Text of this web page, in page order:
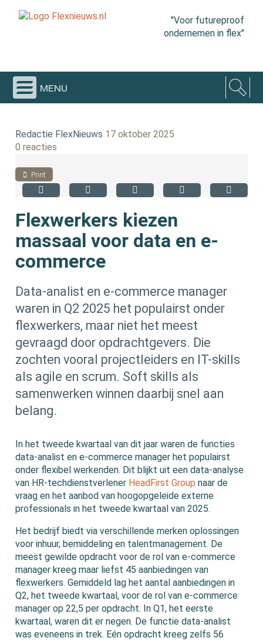
"Voor futureproof
ondernemen in flex"
menu
Redactie FlexNieuws 17 oktober 2025
0 reacties
Print
Flexwerkers kiezen
massaal voor data en e-
commerce
Data-analist en e-commerce manager
waren in Q2 2025 het populairst onder
flexwerkers, maar niet het meest
gevraagd door opdrachtgevers. Die
zochten vooral projectleiders en IT-skills
als agile en scrum. Soft skills als
samenwerken winnen daarbij snel aan
belang.
In het tweede kwartaal van dit jaar waren de functies
data-analist en e-commerce manager het populairst
onder flexibel werkenden. Dit blijkt uit een data-analyse
van HR-techdienstverlener HeadFirst Group naar de
vraag en het aanbod van hoogopgeleide externe
professionals in het tweede kwartaal van 2025.
Het bedrijf biedt via verschillende merken oplossingen
voor inhuur, bemiddeling en talentmanagement. De
meest gewilde opdracht voor de rol van e-commerce
manager kreeg maar liefst 45 aanbiedingen van
flexwerkers. Gemiddeld lag het aantal aanbiedingen in
Q2, het tweede kwartaal, voor de rol van e-commerce
manager op 22,5 per opdracht. In Q1, het eerste
kwartaal, waren dit er negen. De functie data-analist
was eveneens in trek. Eén opdracht kreeg zelfs 56